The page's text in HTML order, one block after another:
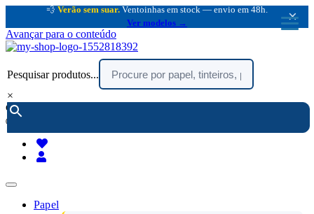
💨 Verão sem suar. Ventoinhas em stock — envio em 48h.
Ver modelos →
×
Avançar para o conteúdo
Pesquisar produtos...
×
encomendar por telefone :
(chamada rede fixa nacional)
Papel